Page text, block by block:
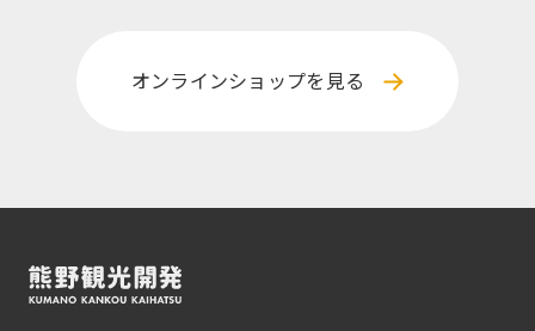
オンラインショップを見る